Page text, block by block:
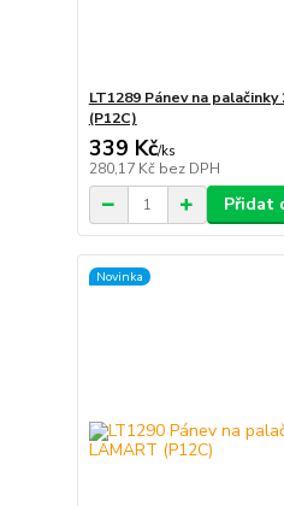
LT1289 Pánev na
(P12C)
339 Kč/ks
280,17 Kč bez DPH
Přidat
Novinka